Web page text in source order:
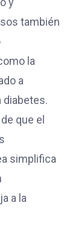
también
la
a
diabetes.
que el
simplifica
a la